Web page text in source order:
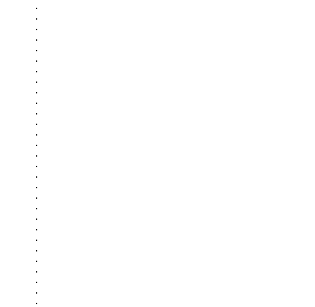
.
.
.
.
.
.
.
.
.
.
.
.
.
.
.
.
.
.
.
.
.
.
.
.
.
.
.
.
.